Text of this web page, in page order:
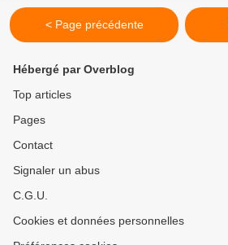
< Page précédente
Hébergé par Overblog
Top articles
Pages
Contact
Signaler un abus
C.G.U.
Cookies et données personnelles